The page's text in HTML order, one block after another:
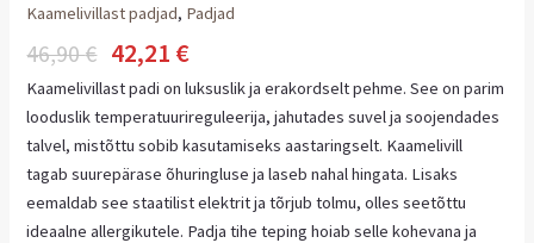
Kaamelivillast padjad, Padjad
46,90€ 42,21 €
Kaamelivillast padi on luksuslik ja erakordselt pehme. See on parim
looduslik temperatuurireguleerija, jahutades suvel ja soojendades
talvel, mistõttu sobib kasutamiseks aastaringselt. Kaamelivill
tagab suurepärase õhuringluse ja laseb nahal hingata. Lisaks
eemaldab see staatilist elektrit ja tõrjub tolmu, olles seetõttu
ideaalne allergikutele. Padja tihe teping hoiab selle kohevana ja